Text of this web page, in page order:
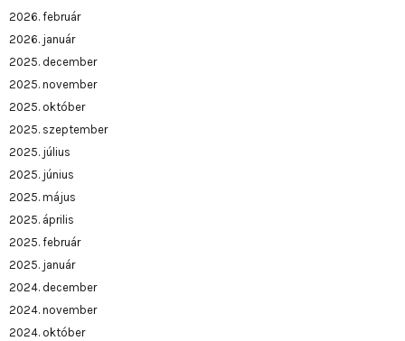
2026. február
2026. január
2025. december
2025. november
2025. október
2025. szeptember
2025. július
2025. június
2025. május
2025. április
2025. február
2025. január
2024. december
2024. november
2024. október